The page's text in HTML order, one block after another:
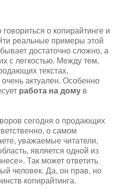
о копирайтинге и
реальные примеры этой
достаточно сложно, а
с легкостью. Между тем,
текстах,
актуален. Особенно
работа на дому в
сегодня о продающих
о самом
уважаемые читатели,
является одной из
Так может ответить
человек. Да, он прав, но
копирайтинга.